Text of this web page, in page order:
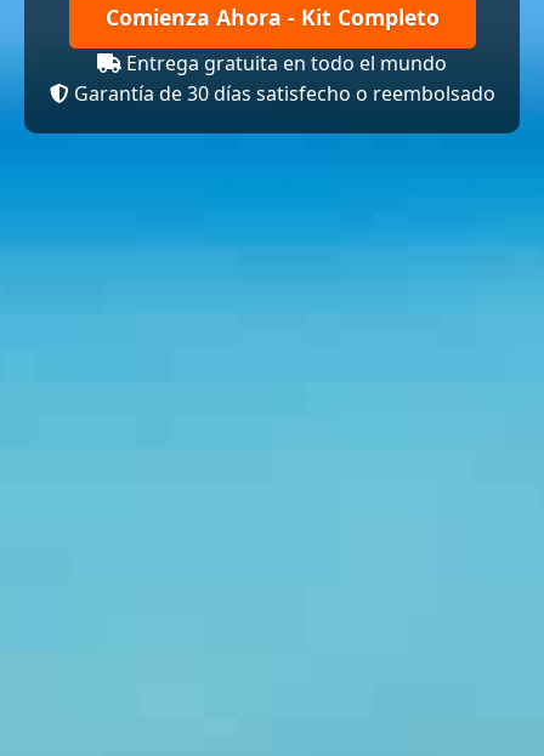
Comienza Ahora - Kit Completo
Entrega gratuita en todo el mundo
Garantía de 30 días satisfecho o reembolsado